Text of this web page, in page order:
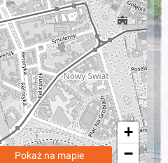
+
−
Pokaż na mapie